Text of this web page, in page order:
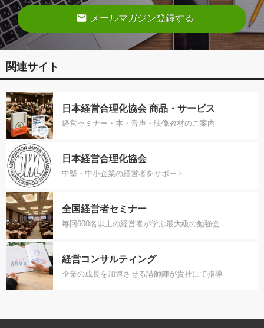
email メールマガジン登録する
関連サイト
日本経営合理化協会 商品・サービス
経営セミナー・本・音声・映像教材のご案内
日本経営合理化協会
中堅・中小企業の経営者をサポート
全国経営者セミナー
毎回600名以上の経営者が学ぶ最大級の勉強会
経営コンサルティング
企業の成長を加速させる講師陣が貴社にて指導